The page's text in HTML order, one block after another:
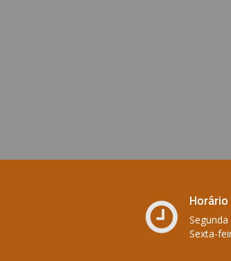
Sexta-